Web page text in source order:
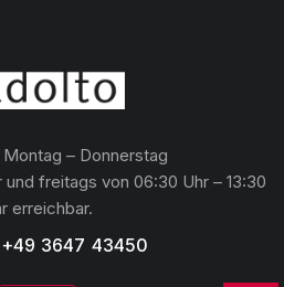
– Donnerstag
freitags von 06:30 Uhr – 13:30
erreichbar.
3647 43450